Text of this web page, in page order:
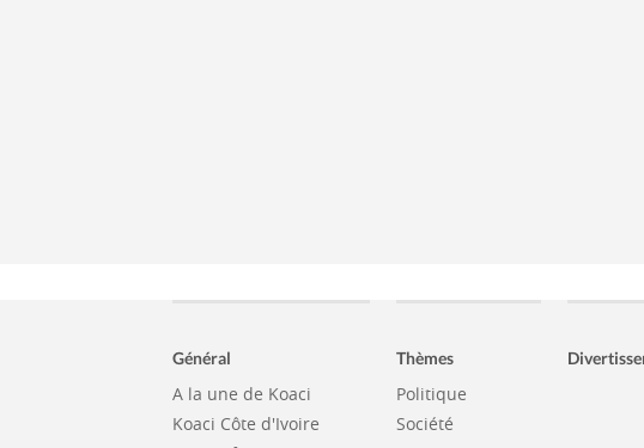
Général
A la une de Koaci
Koaci Côte d'Ivoire
Thèmes
Politique
Société